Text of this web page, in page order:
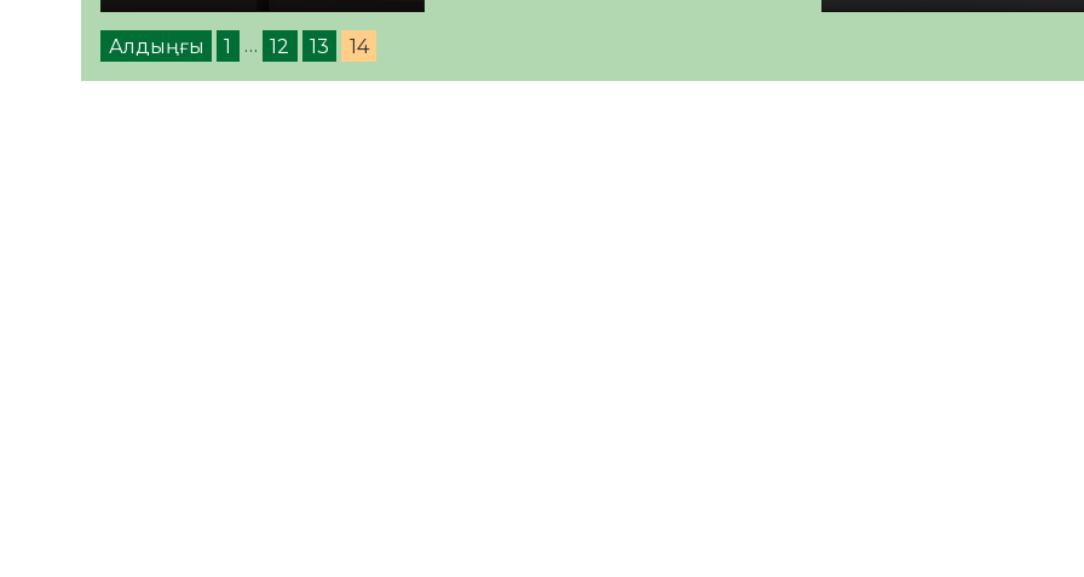
Алдыңғы 1 … 12 13 14